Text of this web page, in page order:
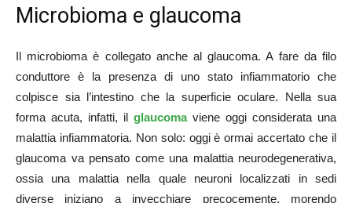
Microbioma e glaucoma
Il microbioma è collegato anche al glaucoma. A fare da filo
conduttore è la presenza di uno stato infiammatorio che
colpisce sia l’intestino che la superficie oculare. Nella sua
forma acuta, infatti, il glaucomaviene oggi considerata una
malattia infiammatoria. Non solo: oggi è ormai accertato che il
glaucoma va pensato come una malattia neurodegenerativa,
ossia una malattia nella quale neuroni localizzati in sedi
diverse iniziano a invecchiare precocemente, morendo